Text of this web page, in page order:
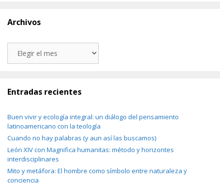
Archivos
Entradas recientes
Buen vivir y ecología integral: un diálogo del pensamiento
latinoamericano con la teología
Cuando no hay palabras (y aun así las buscamos)
León XIV con Magnifica humanitas: método y horizontes
interdisciplinares
Mito y metáfora: El hombre como símbolo entre naturaleza y
conciencia